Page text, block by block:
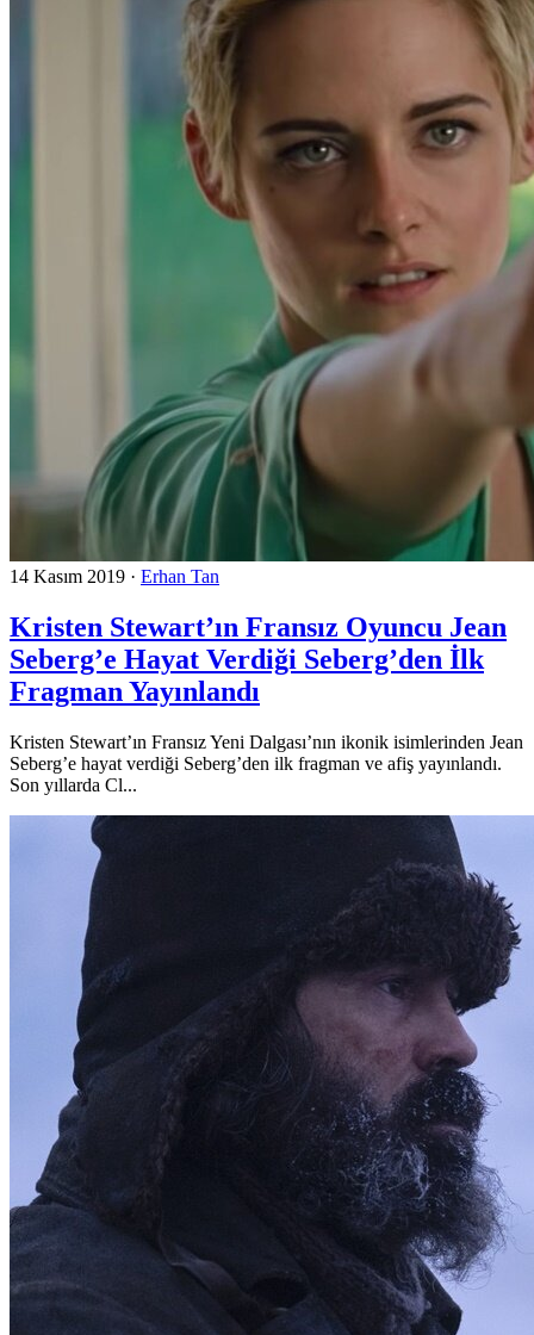
14 Kasım 2019 · Erhan Tan
Kristen Stewart’ın Fransız Oyuncu Jean
Seberg’e Hayat Verdiği Seberg’den İlk
Fragman Yayınlandı
Kristen Stewart’ın Fransız Yeni Dalgası’nın ikonik isimlerinden Jean
Seberg’e hayat verdiği Seberg’den ilk fragman ve afiş yayınlandı.
Son yıllarda Cl...